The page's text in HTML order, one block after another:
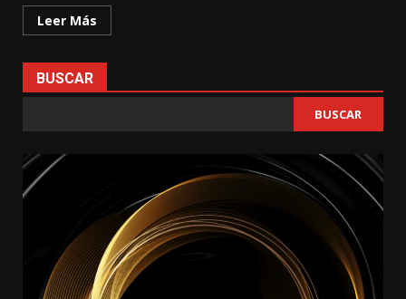
Leer Más
BUSCAR
BUSCAR